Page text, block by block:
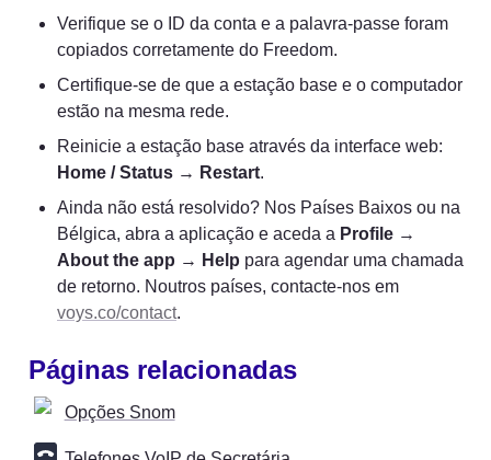
Verifique se o ID da conta e a palavra-passe foram
copiados corretamente do Freedom.
Certifique-se de que a estação base e o computador
estão na mesma rede.
Home / Status → Restart.
Ainda não está resolvido? Nos Países Baixos ou na
Bélgica, abra a aplicação e aceda a Profile
About the app → Help para agendar uma chamada
voys.co/contact.
Páginas relacionadas
Opções Snom